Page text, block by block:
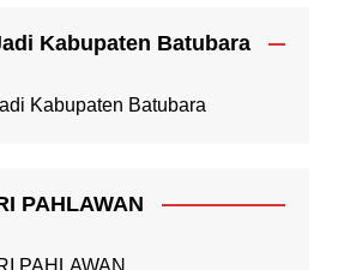
Kabupaten Batubara
PAHLAWAN